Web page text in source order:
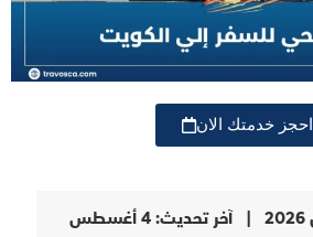
احجز خدمتك الان
آخر تحديث: 4 أغسطس